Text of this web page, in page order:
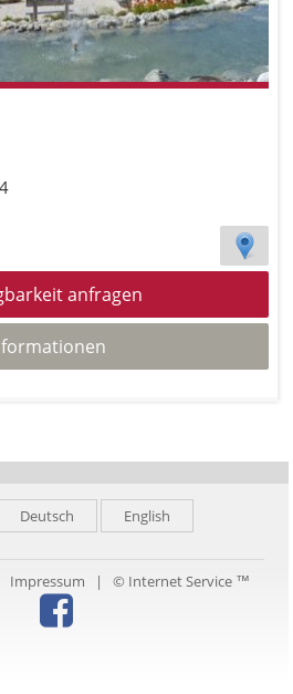
anfragen
Deutsch English
Impressum | © Internet Service ™